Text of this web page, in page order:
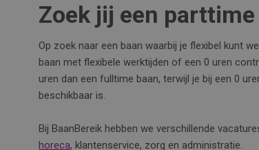
Zoek jij een parttime
Op zoek naar een baan waarbij je flexibel kunt
baan met flexibele werktijden of een 0 uren
uren dan een fulltime baan, terwijl je bij een 0
beschikbaar is.
Bij BaanBereik hebben we verschillende
horeca, klantenservice, zorg en administratie.